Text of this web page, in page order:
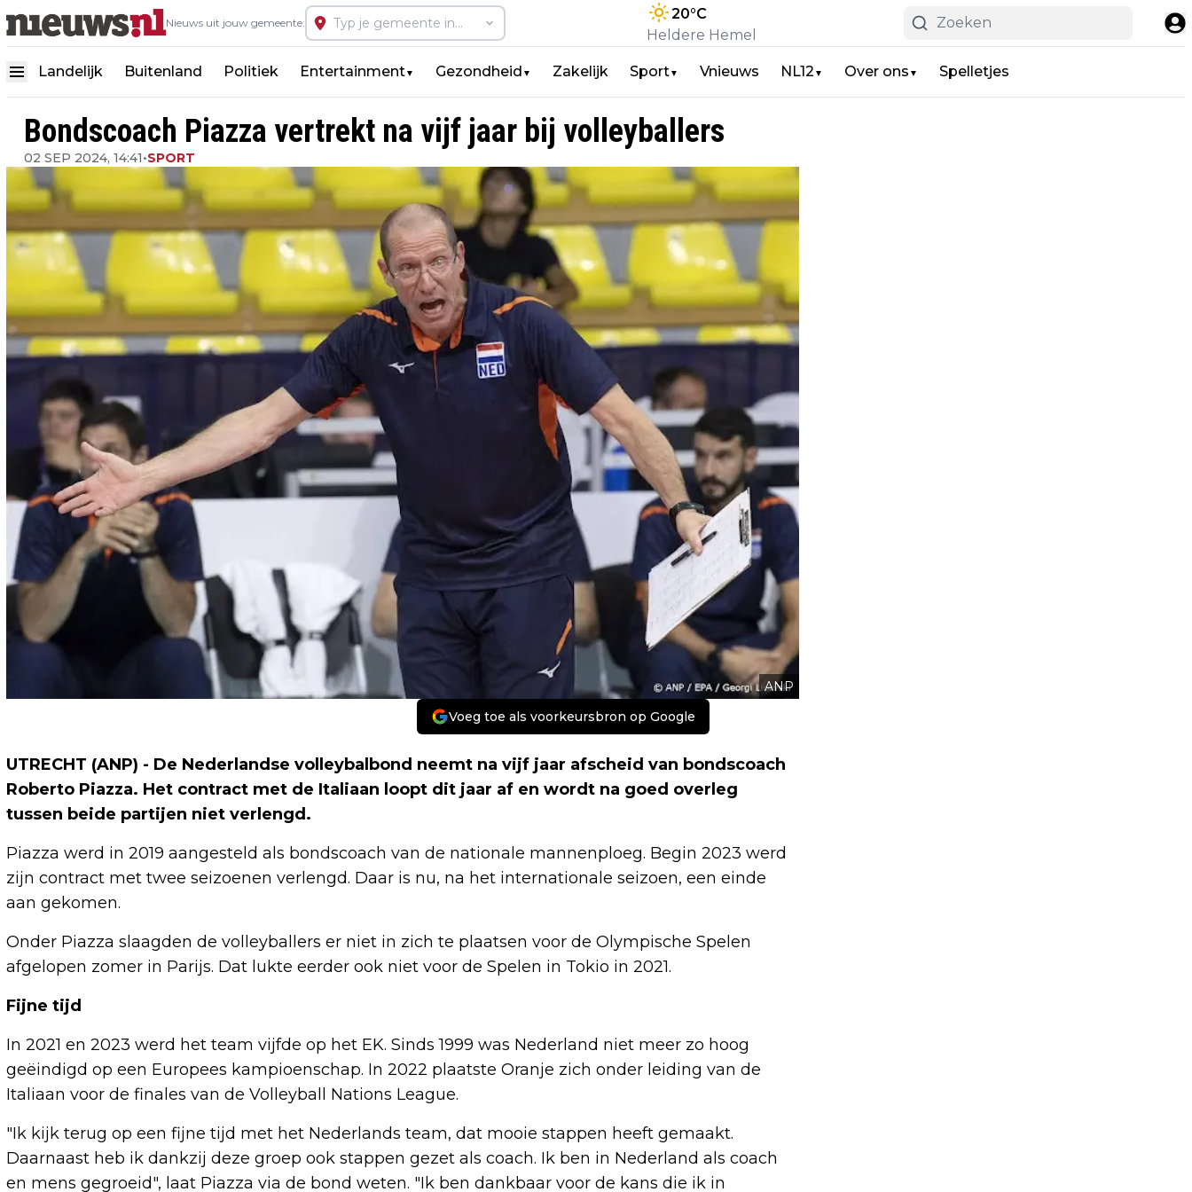
Nieuws uit jouw gemeente:
20°C
Heldere Hemel
Landelijk Buitenland Politiek Entertainment▼ Gezondheid ▼ Zakelijk Sport▼ Vnieuws NL12 ▼ Over ons ▼ Spelletjes
Bondscoach Piazza vertrekt na vijf jaar bij volleyballers
02 SEP 2024, 14:41•SPORT
ANP
Voeg toe als voorkeursbron op Google
UTRECHT (ANP) - De Nederlandse volleybalbond neemt na vijf jaar afscheid van bondscoach
Roberto Piazza. Het contract met de Italiaan loopt dit jaar af en wordt na goed overleg
tussen beide partijen niet verlengd.
Piazza werd in 2019 aangesteld als bondscoach van de nationale mannenploeg. Begin 2023 werd
zijn contract met twee seizoenen verlengd. Daar is nu, na het internationale seizoen, een einde
aan gekomen.
Onder Piazza slaagden de volleyballers er niet in zich te plaatsen voor de Olympische Spelen
afgelopen zomer in Parijs. Dat lukte eerder ook niet voor de Spelen in Tokio in 2021.
Fijne tijd
In 2021 en 2023 werd het team vijfde op het EK. Sinds 1999 was Nederland niet meer zo hoog
geëindigd op een Europees kampioenschap. In 2022 plaatste Oranje zich onder leiding van de
Italiaan voor de finales van de Volleyball Nations League.
"Ik kijk terug op een fijne tijd met het Nederlands team, dat mooie stappen heeft gemaakt.
Daarnaast heb ik dankzij deze groep ook stappen gezet als coach. Ik ben in Nederland als coach
en mens gegroeid", laat Piazza via de bond weten. "Ik ben dankbaar voor de kans die ik in